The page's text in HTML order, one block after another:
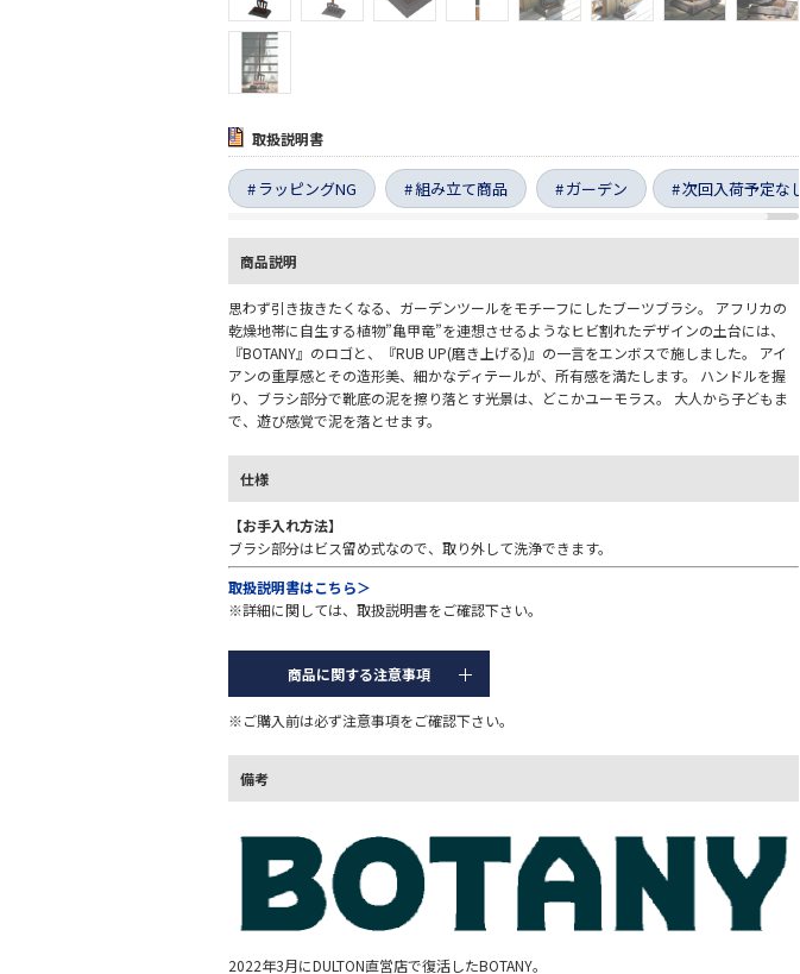
取扱説明書
ラッピングNG 組み立て商品 ガーデン 次回入荷予定なし
商品説明
思わず引き抜きたくなる、ガーデンツールをモチーフにしたブーツブラシ。 アフリカの
乾燥地帯に自生する植物”亀甲竜”を連想させるようなヒビ割れたデザインの土台には、
『BOTANY』のロゴと、『RUB UP(磨き上げる)』の一言をエンボスで施しました。 アイ
アンの重厚感とその造形美、細かなディテールが、所有感を満たします。 ハンドルを握
り、ブラシ部分で靴底の泥を擦り落とす光景は、どこかユーモラス。 大人から子どもま
で、遊び感覚で泥を落とせます。
仕様
【お手入れ方法】
ブラシ部分はビス留め式なので、取り外して洗浄できます。
取扱説明書はこちら＞
※詳細に関しては、取扱説明書をご確認下さい。
商品に関する注意事項
※ご購入前は必ず注意事項をご確認下さい。
備考
2022年3月にDULTON直営店で復活したBOTANY。